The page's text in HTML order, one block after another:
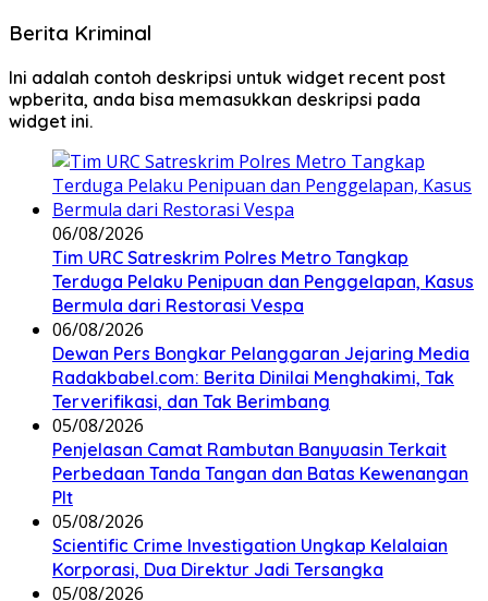
Berita Kriminal
Ini adalah contoh deskripsi untuk widget recent post
wpberita, anda bisa memasukkan deskripsi pada
widget ini.
06/08/2026
Tim URC Satreskrim Polres Metro Tangkap
Terduga Pelaku Penipuan dan Penggelapan, Kasus
Bermula dari Restorasi Vespa
06/08/2026
Dewan Pers Bongkar Pelanggaran Jejaring Media
Radakbabel.com: Berita Dinilai Menghakimi, Tak
Terverifikasi, dan Tak Berimbang
05/08/2026
Penjelasan Camat Rambutan Banyuasin Terkait
Perbedaan Tanda Tangan dan Batas Kewenangan
Plt
05/08/2026
Scientific Crime Investigation Ungkap Kelalaian
Korporasi, Dua Direktur Jadi Tersangka
05/08/2026